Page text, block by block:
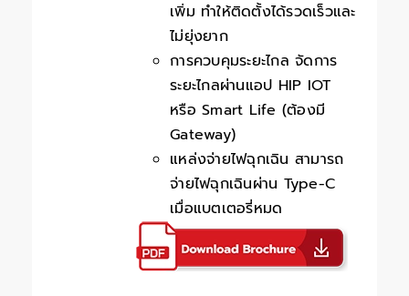
เพิ่ม ทำให้ติดตั้งได้รวดเร็วและ
ไม่ยุ่งยาก
การควบคุมระยะไกล จัดการ
ระยะไกลผ่านแอป HIP IOT
หรือ Smart Life (ต้องมี
Gateway)
แหล่งจ่ายไฟฉุกเฉิน สามารถ
จ่ายไฟฉุกเฉินผ่าน Type-C
เมื่อแบตเตอรี่หมด